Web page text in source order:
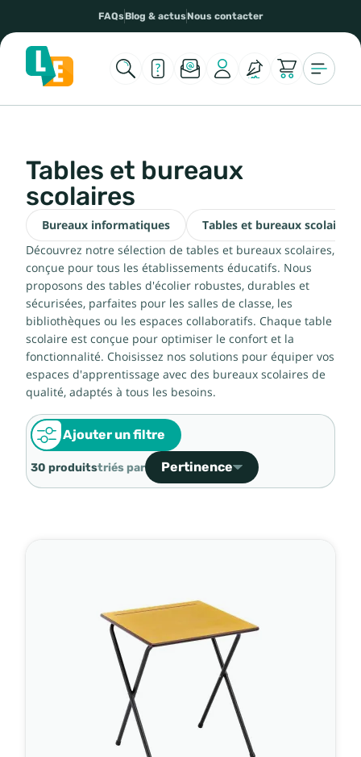
FAQsBlog & actusNous contacter
Tables et bureaux
scolaires
Bureaux informatiques
Tables et bureaux scolaires
Découvrez notre sélection de tables et bureaux scolaires,
conçue pour tous les établissements éducatifs. Nous
proposons des tables d'écolier robustes, durables et
sécurisées, parfaites pour les salles de classe, les
bibliothèques ou les espaces collaboratifs. Chaque table
scolaire est conçue pour optimiser le confort et la
fonctionnalité. Choisissez nos solutions pour équiper vos
espaces d'apprentissage avec des bureaux scolaires de
qualité, adaptés à tous les besoins.
Ajouter un filtre
30 produitstriés par Pertinence
Prix, croissant
Prix, décroissant
Référence, A à Z
Référence, Z à A